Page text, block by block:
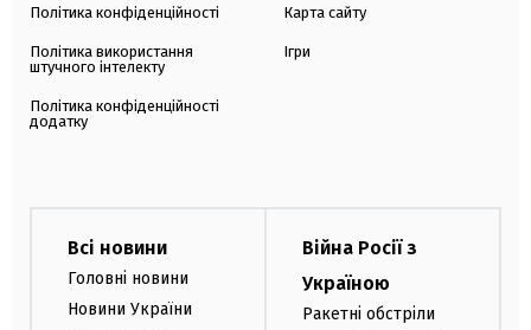
Політика конфіденційності
Політика використання
штучного інтелекту
Політика конфіденційності
додатку
Карта сайту
Ігри
Всі новини
Головні новини
Новини України
Війна Росії з
Україною
Ракетні обстріли